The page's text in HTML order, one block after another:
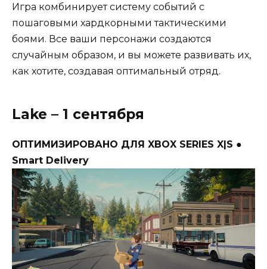
Игра комбинирует систему событий с
пошаговыми хардкорными тактическими
боями. Все ваши персонажи создаются
случайным образом, и вы можете развивать их,
как хотите, создавая оптимальный отряд.
Lake – 1 сентября
ОПТИМИЗИРОВАНО ДЛЯ XBOX SERIES X|S ●
Smart Delivery